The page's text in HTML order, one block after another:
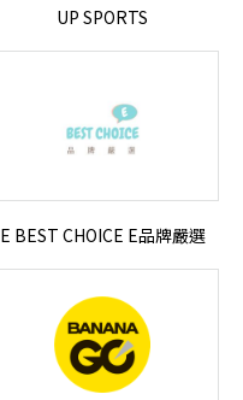
UP SPORTS
E BEST CHOICE E品牌嚴選